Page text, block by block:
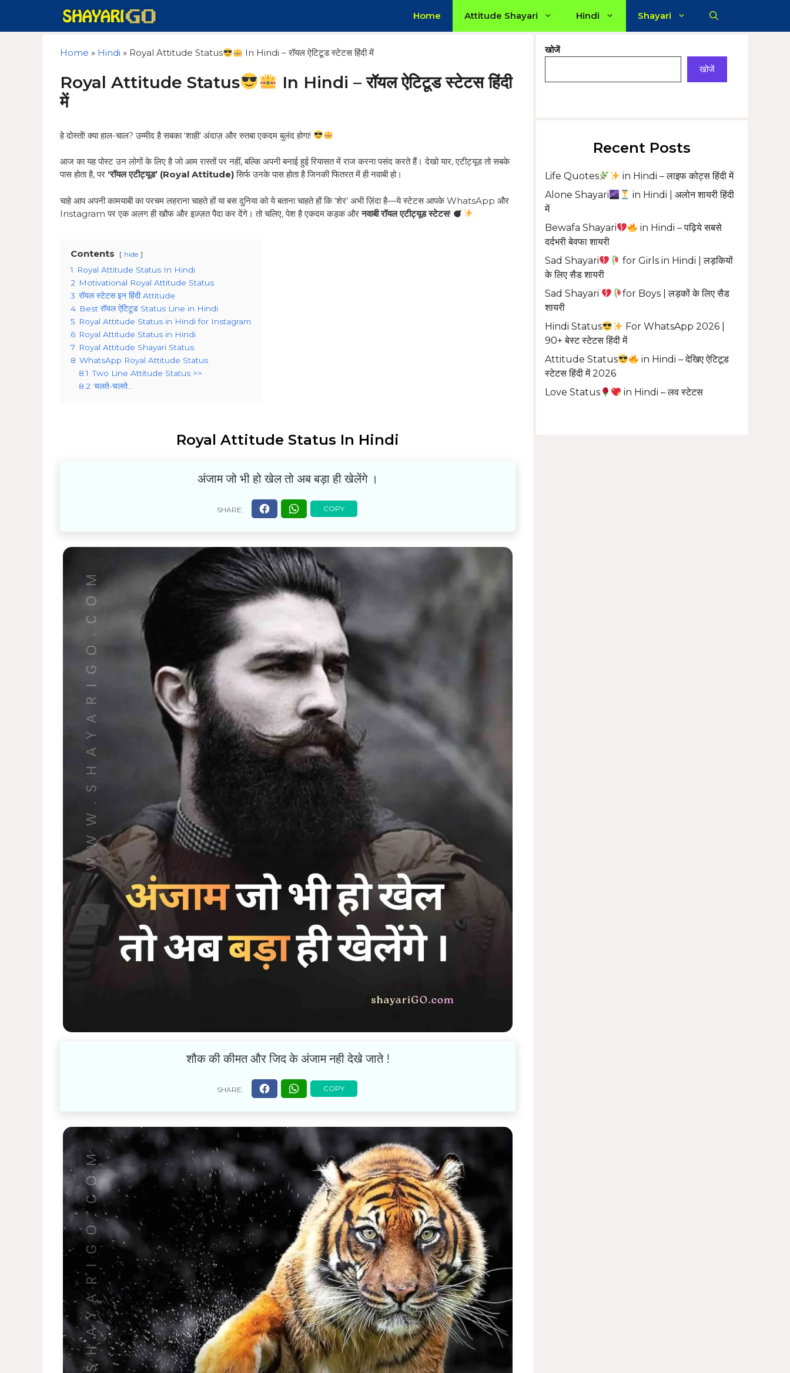
content
Home Attitude Shayari Hindi Shayari
Home » Hindi » Royal Attitude Status In Hindi – रॉयल ऐटिटूड स्टेटस हिंदी में
Royal Attitude Status
In Hindi – रॉयल ऐटिटूड स्टेटस हिंदी
में
हे दोस्तों! क्या हाल-चाल? उम्मीद है सबका ‘शाही’ अंदाज़ और रुतबा एकदम बुलंद होगा!
आज का यह पोस्ट उन लोगों के लिए है जो आम रास्तों पर नहीं, बल्कि अपनी बनाई हुई रियासत में राज करना पसंद करते हैं। देखो यार, एटीट्यूड तो सबके
पास होता है, पर ‘रॉयल एटीट्यूड’ (Royal Attitude)सिर्फ उनके पास होता है जिनकी फितरत में ही नवाबी हो।
चाहे आप अपनी कामयाबी का परचम लहराना चाहते हों या बस दुनिया को ये बताना चाहते हों कि ‘शेर’ अभी ज़िंदा है—ये स्टेटस आपके WhatsApp और
Instagram पर एक अलग ही खौफ और इज़्ज़त पैदा कर देंगे। तो चलिए, पेश है एकदम कड़क औरनवाबी रॉयल एटीट्यूड स्टेटस!
Contents hide
1
Royal Attitude Status In Hindi
2 Motivational Royal Attitude Status
3 रॉयल स्टेटस इन हिंदी Attitude
4 Best रॉयल ऐटिटूड Status Line in Hindi
5 Royal Attitude Status in Hindi for Instagram
6 Royal Attitude Status in Hindi
7 Royal Attitude Shayari Status
8 WhatsApp Royal Attitude Status
8.1 Two Line Attitude Status >>
8.2 चलते-चलते…
Royal Attitude Status In Hindi
अंजाम जो भी हो खेल तो अब बड़ा ही खेलेंगे ।
शौक की कीमत और जिद के अंजाम नही देखे जाते !
खोजें
खोजें
Recent Posts
Life Quotes
in Hindi – लाइफ कोट्स हिंदी में
Alone Shayari
in Hindi | अलोन शायरी हिंदी
में
Bewafa Shayari
in Hindi – पढ़िये सबसे
दर्दभरी बेवफा शायरी
Sad Shayari
for Girls in Hindi | लड़कियों
के लिए सैड शायरी
Sad Shayari
for Boys | लड़कों के लिए सैड
शायरी
Hindi Status
For WhatsApp 2026 |
90+ बेस्ट स्टेटस हिंदी में
Attitude Status
in Hindi – देखिए ऐटिटूड
स्टेटस हिंदी में 2026
Love Status
in Hindi – लव स्टेटस